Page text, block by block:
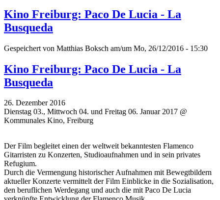
Kino Freiburg: Paco De Lucia - La
Busqueda
Gespeichert von Matthias Boksch am/um Mo, 26/12/2016 - 15:30
Kino Freiburg: Paco De Lucia - La
Busqueda
26. Dezember 2016
Dienstag 03., Mittwoch 04. und Freitag 06. Januar 2017 @
Kommunales Kino, Freiburg
Der Film begleitet einen der weltweit bekanntesten Flamenco
Gitarristen zu Konzerten, Studioaufnahmen und in sein privates
Refugium.
Durch die Vermengung historischer Aufnahmen mit Bewegtbildern
aktueller Konzerte vermittelt der Film Einblicke in die Sozialisation,
den beruflichen Werdegang und auch die mit Paco De Lucia